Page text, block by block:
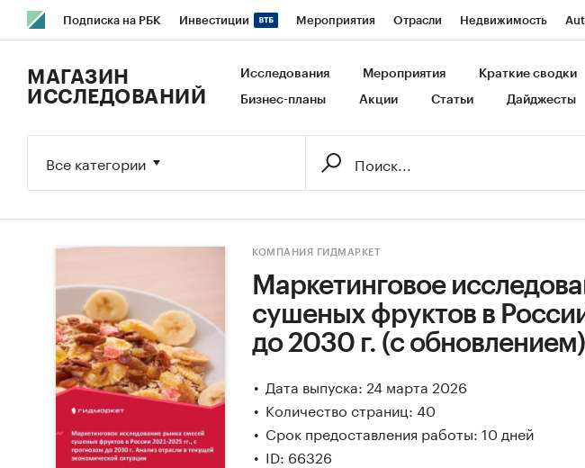
Подписка на РБК Инвестиции Мероприятия Отрасли Недвижимость
Исследования Кредитные рейтинги Франшизы Газета Спецпроекты СПб
МАГАЗИН
ИССЛЕДОВАНИЙ
Исследования Мероприятия Краткие сводки
Бизнес-планы Акции Статьи Дайджесты
Все категории
КОМПАНИЯ ГИДМАРКЕТ
Маркетинговое
сушеных фруктов в
до 2030 г. (с обновлением)
Дата выпуска: 24 марта 2026
Количество страниц: 40
Срок предоставления работы: 10 дней
ID: 66326